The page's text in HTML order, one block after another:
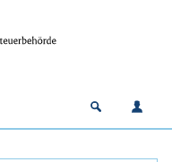
Open